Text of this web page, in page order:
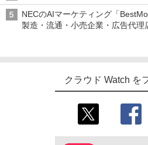
NECのAIマーケティング「
製造・流通・小売企業・広告代理
クラウド Watch を